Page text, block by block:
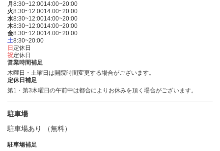
月 8:30~12:0014:00~20:00
火8:30~12:0014:00~20:00
水8:30~12:0014:00~20:00
木8:30~12:0014:00~20:00
金8:30~12:0014:00~20:00
土8:30~20:00
日 定休日
祝定休日
営業時間補足
木曜日・土曜日は開院時間変更する場合がございます。
定休日補足
第1・第3木曜日の午前中は都合によりお休みを頂く場合がございます。
駐車場
駐車場あり （無料）
駐車場補足